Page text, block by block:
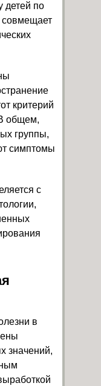
детей по
совмещает
критерий
общем,
группы,
симптомы
с
в
значений,